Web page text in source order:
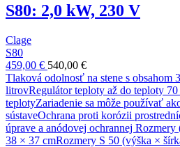
S80: 2,0 kW, 230 V
Clage
S80
459,00 € 540,00 €
Tlaková odolnosť na stene s obsahom
litrovRegulátor teploty až do teploty
teplotyZariadenie sa môže používať
sústaveOchrana proti korózii
úprave a anódovej ochrannej
38 × 37 cmRozmery S 50 (výška ×